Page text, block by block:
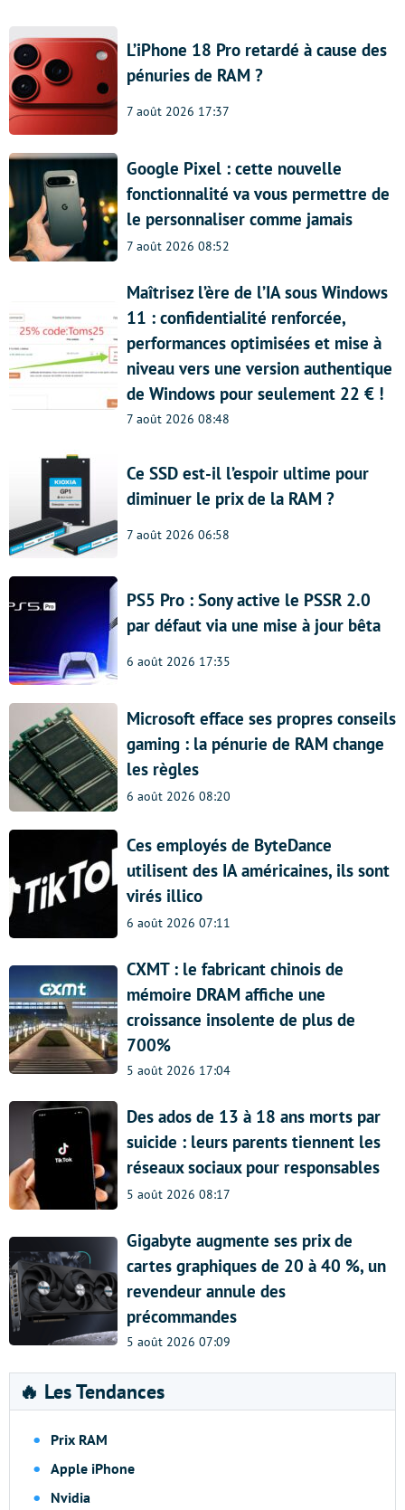
L’iPhone 18 Pro retardé à cause des
pénuries de RAM ?
7 août 2026 17:37
Google Pixel : cette nouvelle
fonctionnalité va vous permettre de
le personnaliser comme jamais
7 août 2026 08:52
Maîtrisez l’ère de l’IA sous Windows
11 : confidentialité renforcée,
performances optimisées et mise à
niveau vers une version authentique
de Windows pour seulement 22 € !
7 août 2026 08:48
Ce SSD est-il l’espoir ultime pour
diminuer le prix de la RAM ?
7 août 2026 06:58
PS5 Pro : Sony active le PSSR 2.0
par défaut via une mise à jour bêta
6 août 2026 17:35
Microsoft efface ses propres conseils
gaming : la pénurie de RAM change
les règles
6 août 2026 08:20
Ces employés de ByteDance
utilisent des IA américaines, ils sont
virés illico
6 août 2026 07:11
CXMT : le fabricant chinois de
mémoire DRAM affiche une
croissance insolente de plus de
700%
5 août 2026 17:04
Des ados de 13 à 18 ans morts par
suicide : leurs parents tiennent les
réseaux sociaux pour responsables
5 août 2026 08:17
Gigabyte augmente ses prix de
cartes graphiques de 20 à 40 %, un
revendeur annule des
précommandes
5 août 2026 07:09
🔥 Les Tendances
Prix RAM
Apple iPhone
Nvidia